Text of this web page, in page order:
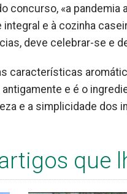
concurso, «a
integral e à cozinha
deve celebrar-se e
características
e é o
e a simplicidade dos
que